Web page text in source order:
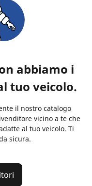
abbiamo i
tuo veicolo.
il nostro catalogo
vicino a te che
al tuo veicolo. Ti
sicura.